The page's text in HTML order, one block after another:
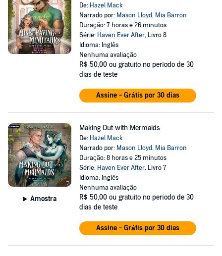
De: Hazel Mack
Narrado por: Mason Lloyd, Mia Barron
Duração: 7 horas e 26 minutos
Série: Haven Ever After, Livro 8
Idioma: Inglês
Nenhuma avaliação
R$ 50,00 ou gratuito no período de 30
dias de teste
Assine - Grátis por 30 dias
Amostra
Making Out with Mermaids
De: Hazel Mack
Narrado por: Mason Lloyd, Mia Barron
Duração: 8 horas e 25 minutos
Série: Haven Ever After, Livro 7
Idioma: Inglês
Nenhuma avaliação
R$ 50,00 ou gratuito no período de 30
dias de teste
Assine - Grátis por 30 dias